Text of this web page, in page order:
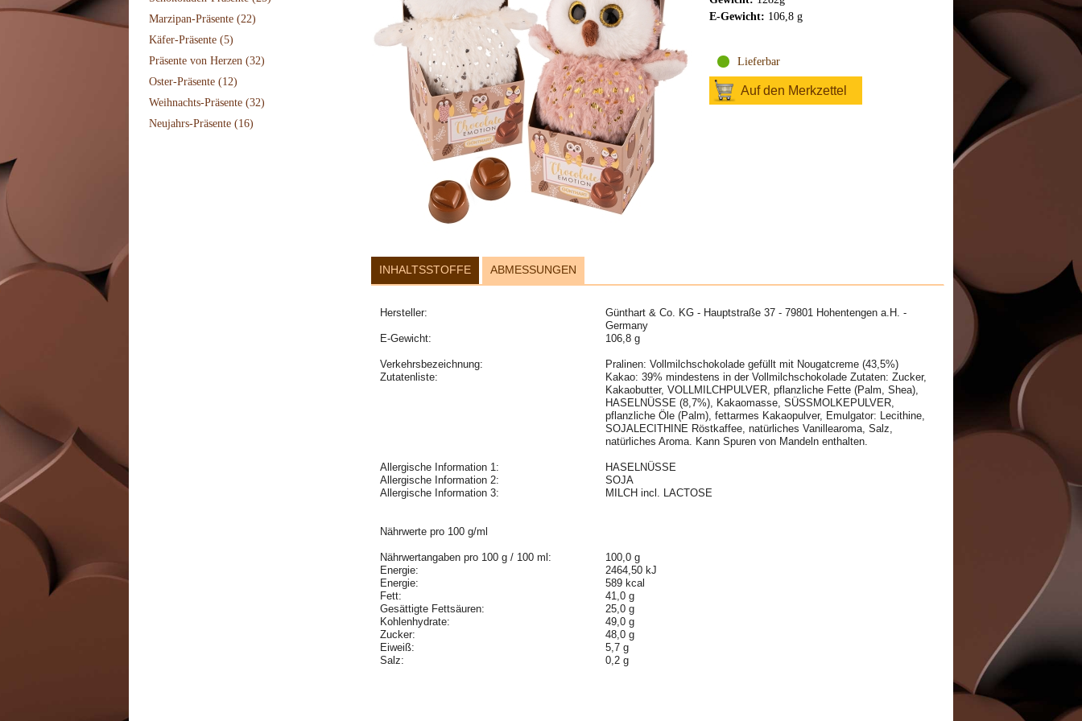
Marzipan-Präsente (22)
Käfer-Präsente (5)
Präsente von Herzen (32)
Oster-Präsente (12)
Weihnachts-Präsente (32)
Neujahrs-Präsente (16)
E-Gewicht: 106,8 g
Lieferbar
Auf den Merkzettel
INHALTSSTOFFE ABMESSUNGEN
Hersteller:
Günthart & Co. KG - Hauptstraße 37 - 79801 Hohentengen a.H. -
Germany
E-Gewicht:
106,8 g
Verkehrsbezeichnung:
Pralinen: Vollmilchschokolade gefüllt mit Nougatcreme (43,5%)
Zutatenliste:
Kakao: 39% mindestens in der Vollmilchschokolade Zutaten: Zucker,
Kakaobutter, VOLLMILCHPULVER, pflanzliche Fette (Palm, Shea),
HASELNÜSSE (8,7%), Kakaomasse, SÜSSMOLKEPULVER,
pflanzliche Öle (Palm), fettarmes Kakaopulver, Emulgator: Lecithine,
SOJALECITHINE Röstkaffee, natürliches Vanillearoma, Salz,
natürliches Aroma. Kann Spuren von Mandeln enthalten.
Allergische Information 1:
HASELNÜSSE
Allergische Information 2:
SOJA
Allergische Information 3:
MILCH incl. LACTOSE
Nährwerte pro 100 g/ml
Nährwertangaben pro 100 g / 100 ml:
100,0 g
Energie:
2464,50 kJ
Energie:
589 kcal
Fett:
41,0 g
Gesättigte Fettsäuren:
25,0 g
Kohlenhydrate:
49,0 g
Zucker:
48,0 g
Eiweiß:
5,7 g
Salz:
0,2 g